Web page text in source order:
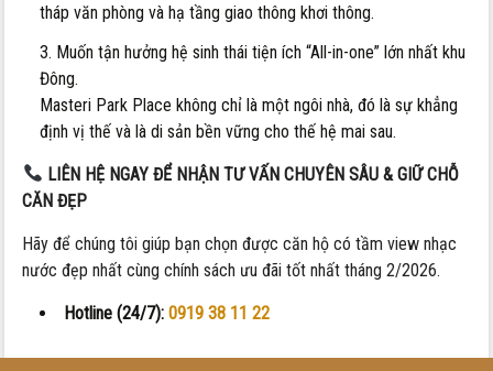
tháp văn phòng và hạ tầng giao thông khơi thông.
Muốn tận hưởng hệ sinh thái tiện ích “All-in-one” lớn nhất khu
Đông.
Masteri Park Place không chỉ là một ngôi nhà, đó là sự khẳng
định vị thế và là di sản bền vững cho thế hệ mai sau.
LIÊN HỆ NGAY ĐỂ NHẬN TƯ VẤN CHUYÊN SÂU & GIỮ CHỖ
CĂN ĐẸP
Hãy để chúng tôi giúp bạn chọn được căn hộ có tầm view nhạc
nước đẹp nhất cùng chính sách ưu đãi tốt nhất tháng 2/2026.
Hotline (24/7):0919 38 11 22